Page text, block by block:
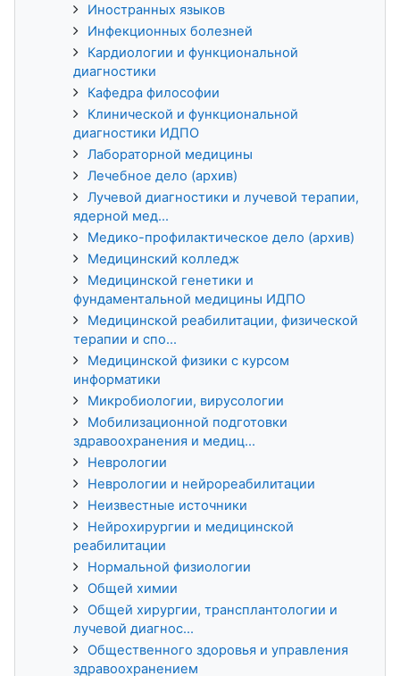
Иностранных языков
Инфекционных болезней
Кардиологии и функциональной
диагностики
Кафедра философии
Клинической и функциональной
диагностики ИДПО
Лабораторной медицины
Лечебное дело (архив)
Лучевой диагностики и лучевой терапии,
ядерной мед...
Медико-профилактическое дело (архив)
Медицинский колледж
Медицинской генетики и
фундаментальной медицины ИДПО
Медицинской реабилитации, физической
терапии и спо...
Медицинской физики с курсом
информатики
Микробиологии, вирусологии
Мобилизационной подготовки
здравоохранения и медиц...
Неврологии
Неврологии и нейрореабилитации
Неизвестные источники
Нейрохирургии и медицинской
реабилитации
Нормальной физиологии
Общей химии
Общей хирургии, трансплантологии и
лучевой диагнос...
Общественного здоровья и управления
здравоохранением